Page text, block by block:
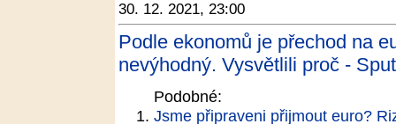
30. 12. 2021, 23:00
Podle ekonomů je přechod na
nevýhodný. Vysvětlili proč -
Podobné:
Jsme připraveni přijmout euro?